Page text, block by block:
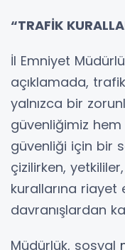
“TRAFİK
İl Emniyet
açıklamada,
yalnızca bir
güvenliğimiz
güvenliği için bir
çizilirken,
kurallarına riayet
davranışlardan
Müdürlük, sosyal